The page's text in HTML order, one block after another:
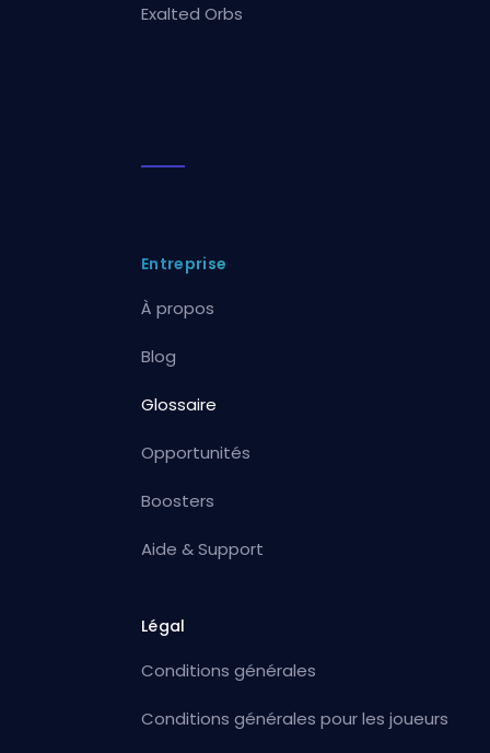
Exalted Orbs
Entreprise
À propos
Blog
Glossaire
Opportunités
Boosters
Aide & Support
Légal
Conditions générales
Conditions générales pour les joueurs